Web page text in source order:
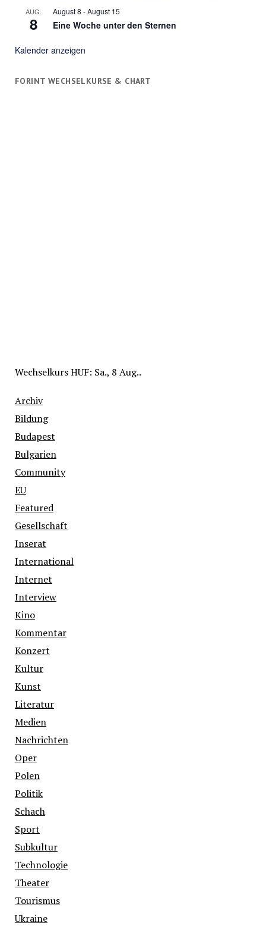
AUG.
8
August 8 -August 15
Eine Woche unter den Sternen
Kalender anzeigen
FORINT WECHSELKURSE & CHART
WechselkursHUF: Sa., 8 Aug..
Archiv
Bildung
Budapest
Bulgarien
Community
EU
Featured
Gesellschaft
Inserat
International
Internet
Interview
Kino
Kommentar
Konzert
Kultur
Kunst
Literatur
Medien
Nachrichten
Oper
Polen
Politik
Schach
Sport
Subkultur
Technologie
Theater
Tourismus
Ukraine